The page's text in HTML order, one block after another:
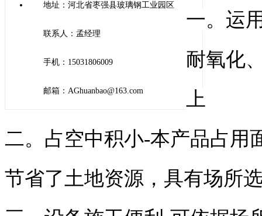
地址：河北省枣强县玻璃钢工业园区
联系人：孟经理
手机：15031806009
邮箱：AGhuanbao@163.com
一。运
耐氧化
上
二。占空中积小-本产品占用
节省了土地资源，具有场所